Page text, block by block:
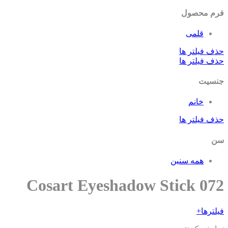
محصول
قلمی
فیلتر ها
فیلتر ها
خانم
فیلتر ها
همه سنین
Cosart Eyeshadow Stick
+